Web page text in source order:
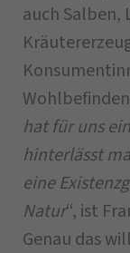
auch Salben,
hat für uns
hinterlässt
eine
Natur“, ist
Genau das